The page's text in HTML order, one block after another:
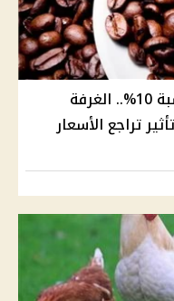
انخفاض أسعار البن في مصر بنسبة 10%.. الغرفة
تراجع الأسعار